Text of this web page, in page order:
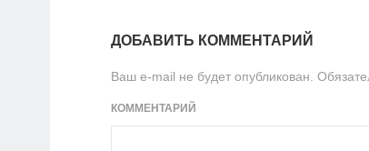
ДОБАВИТЬ КОММЕНТАРИЙ
Ваш e-mail не будет опубликован.
КОММЕНТАРИЙ